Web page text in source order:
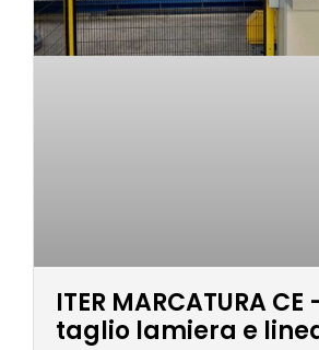
ITER MARCATURA
taglio lamiera e